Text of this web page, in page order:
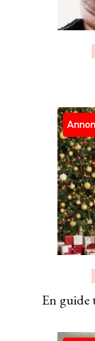
En guide